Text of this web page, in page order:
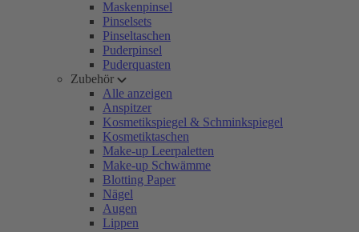
Maskenpinsel
Pinselsets
Pinseltaschen
Puderpinsel
Puderquasten
Zubehör
Alle anzeigen
Anspitzer
Kosmetikspiegel & Schminkspiegel
Kosmetiktaschen
Make-up Leerpaletten
Make-up Schwämme
Blotting Paper
Nägel
Augen
Lippen